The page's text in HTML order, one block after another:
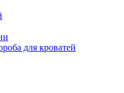
для кроватей